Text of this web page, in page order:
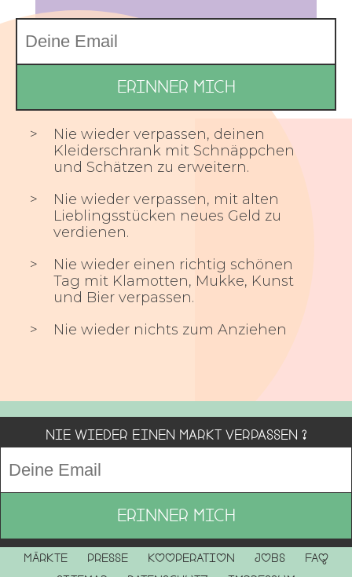
Nie wieder verpassen, deinen
Kleiderschrank mit Schnäppchen
und Schätzen zu erweitern.
Nie wieder verpassen, mit alten
Lieblingsstücken neues Geld zu
verdienen.
Nie wieder einen richtig schönen
Tag mit Klamotten, Mukke, Kunst
und Bier verpassen.
Nie wieder nichts zum Anziehen
Nie wieder einen Markt verpassen ?
Märkte Presse Kooperation Jobs
FAQ